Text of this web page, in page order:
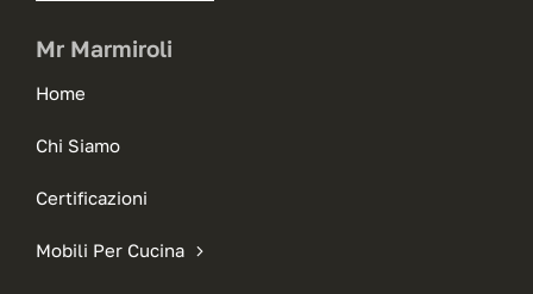
Mr Marmiroli
Home
Chi Siamo
Certificazioni
Mobili Per Cucina